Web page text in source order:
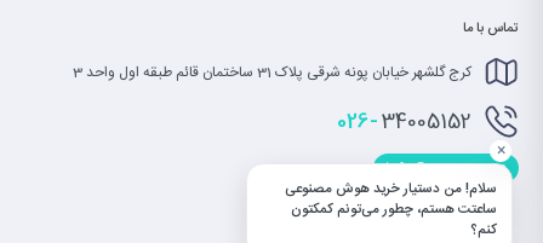
تماس با ما
کرج گلشهر خیابان پونه شرقی پلاک 31 ساختمان قائم طبقه اول واحد 3
026-34005152
info@saatet.com
سلام! من دستیار خرید هوش مصنوعی
ساعتت هستم، چطور می‌تونم کمکتون
کنم؟
×